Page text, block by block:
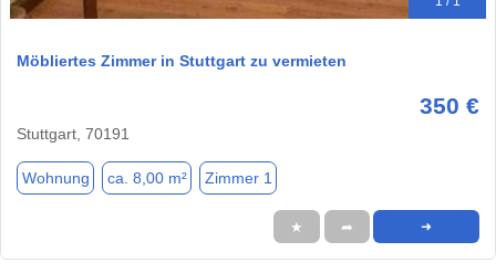
Möbliertes Zimmer in Stuttgart zu vermieten
350 €
Stuttgart, 70191
Wohnung ca. 8,00 m² Zimmer 1
★ ➦ ➜